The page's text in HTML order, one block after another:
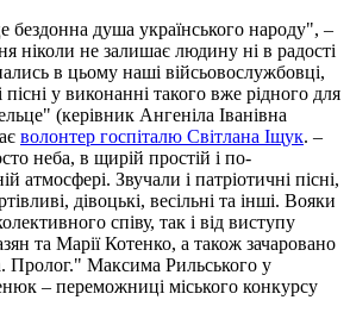
бездонна душа українського народу", –
ніколи не залишає людину ні в радості
в цьому наші війсьовослужбовці,
у виконанні такого вже рідного для
(керівник Ангеніла Іванівна
волонтер госпіталю Світлана Іщук. –
неба, в щирій простій і по-
атмосфері. Звучали і патріотичні пісні,
дівоцькі, весільні та інші. Вояки
співу, так і від виступу
та Марії Котенко, а також зачаровано
Пролог." Максима Рильського у
– переможниці міського конкурсу